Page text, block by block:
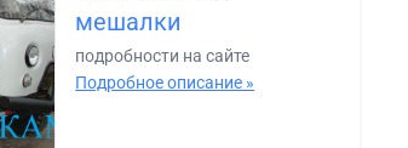
мешалки
подробности на сайте
Подробное описание »